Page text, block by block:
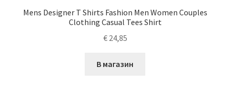
Mens Designer T Shirts Fashion Men Women Couples
Clothing Casual Tees Shirt
€24,85
В магазин